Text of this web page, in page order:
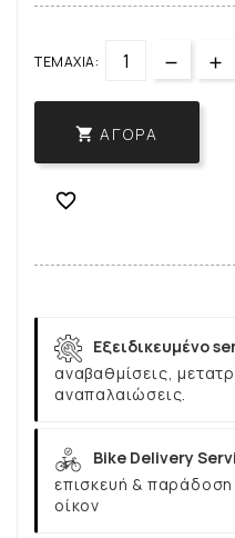
ΤΕΜΆΧΙΑ:
 ΑΓΟΡΆ

Εξειδικευμένο
αναβαθμίσεις,
αναπαλαιώσεις.
Bike Delivery
επισκευή &
οίκον